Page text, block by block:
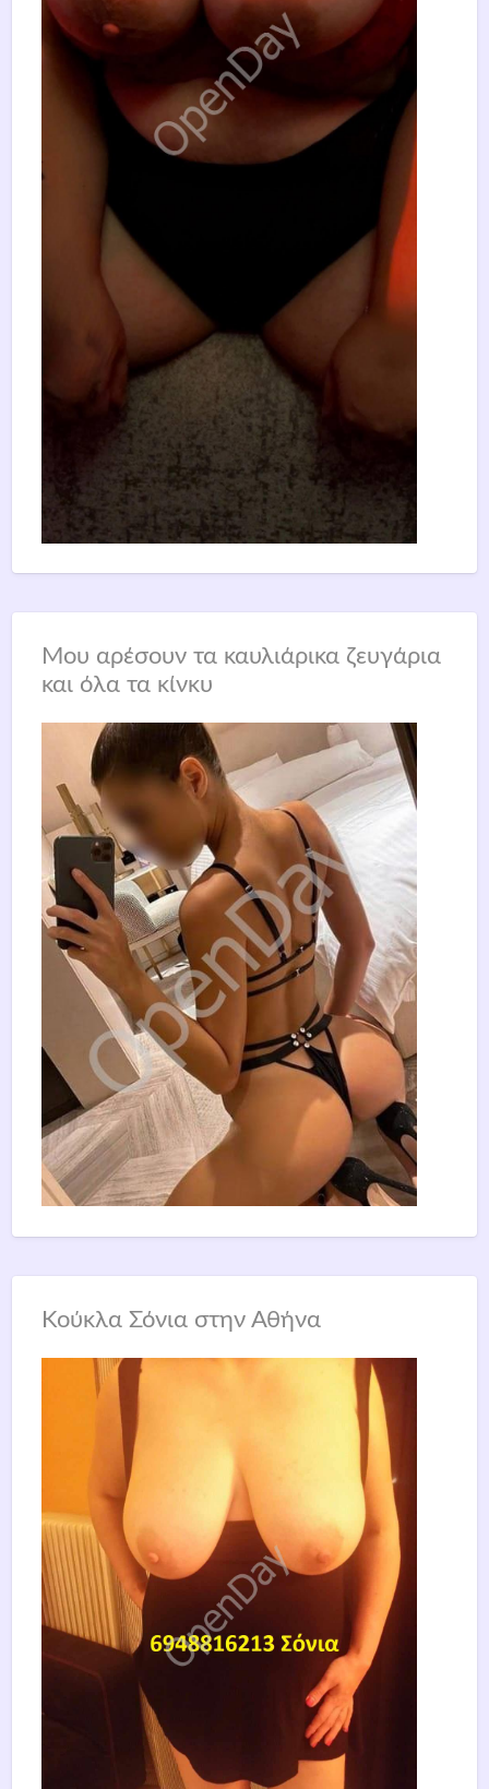
Μου αρέσουν τα καυλιάρικα ζευγάρια
και όλα τα κίνκυ
Κούκλα Σόνια στην Αθήνα